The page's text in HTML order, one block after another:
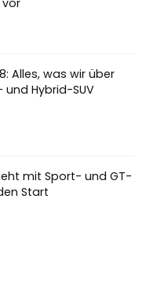
und Hybrid-SUV
Start